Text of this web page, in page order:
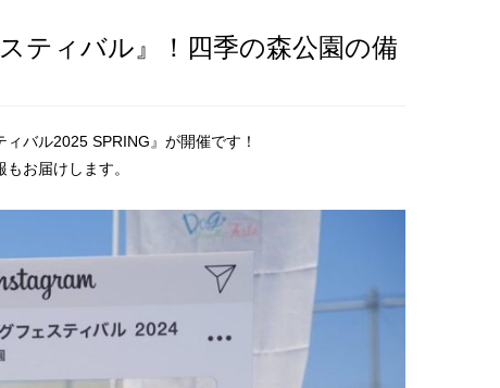
ティバル』！四季の森公園の備
バル2025 SPRING』が開催です！
お届けします。